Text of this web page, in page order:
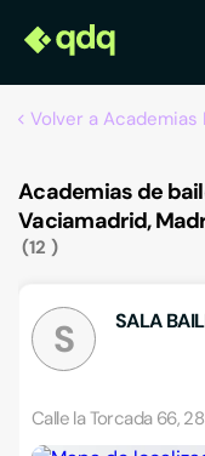
Volver a Academias
Academias de
Vaciamadrid,
12
S SALA
Calle la Torcada 66,